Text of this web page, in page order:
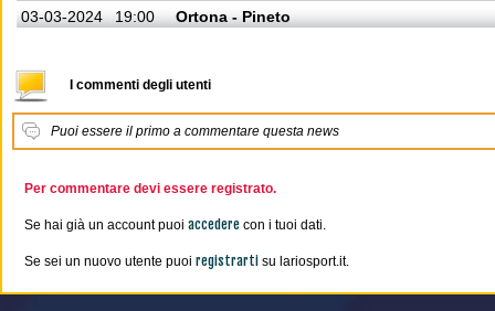
03-03-2024
19:00 Ortona - Pineto
I commenti degli utenti
Puoi essere il primo a commentare questa news
Per commentare devi essere registrato.
Se hai già un account puoi accedere con i tuoi dati.
Se sei un nuovo utente puoi registrarti su lariosport.it.